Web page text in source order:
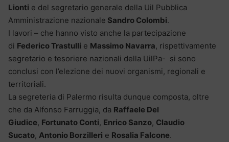
Lionti e del segretario generale della Uil Pubblica
Amministrazione nazionale Sandro Colombi.
I lavori – che hanno visto anche la partecipazione
di Federico Trastulli e Massimo Navarra, rispettivamente
segretario e tesoriere nazionali della UilPa- si sono
conclusi con l’elezione dei nuovi organismi, regionali e
territoriali.
La segreteria di Palermo risulta dunque composta, oltre
che da Alfonso Farruggia, da Raffaele Del
Giudice, Fortunato Conti, Enrico Sanzo, Claudio
Sucato, Antonio Borzilleri e Rosalia Falcone.